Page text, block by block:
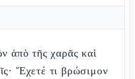
ἀπὸ τῆς χαρᾶς καὶ
Ἔχετέ τι βρώσιμον